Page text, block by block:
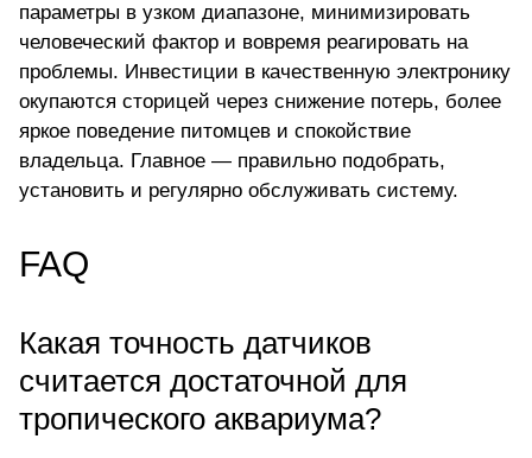
параметры в узком диапазоне, минимизировать
человеческий фактор и вовремя реагировать на
проблемы. Инвестиции в качественную электронику
окупаются сторицей через снижение потерь, более
яркое поведение питомцев и спокойствие
владельца. Главное — правильно подобрать,
установить и регулярно обслуживать систему.
FAQ
Какая точность датчиков
считается достаточной для
тропического аквариума?